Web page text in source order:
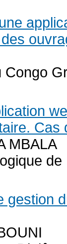
Cas
MBALA
gestion